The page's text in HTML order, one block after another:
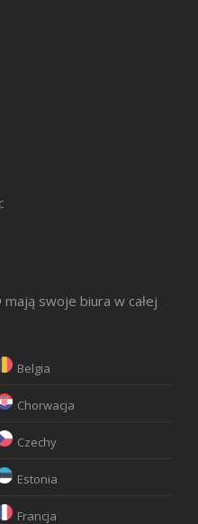
swoje biura w całej
Belgia
Chorwacja
Czechy
Estonia
Francja